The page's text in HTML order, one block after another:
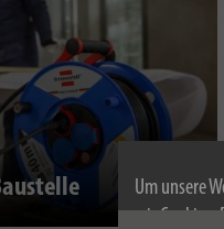
Um unsere
wir Cookies.